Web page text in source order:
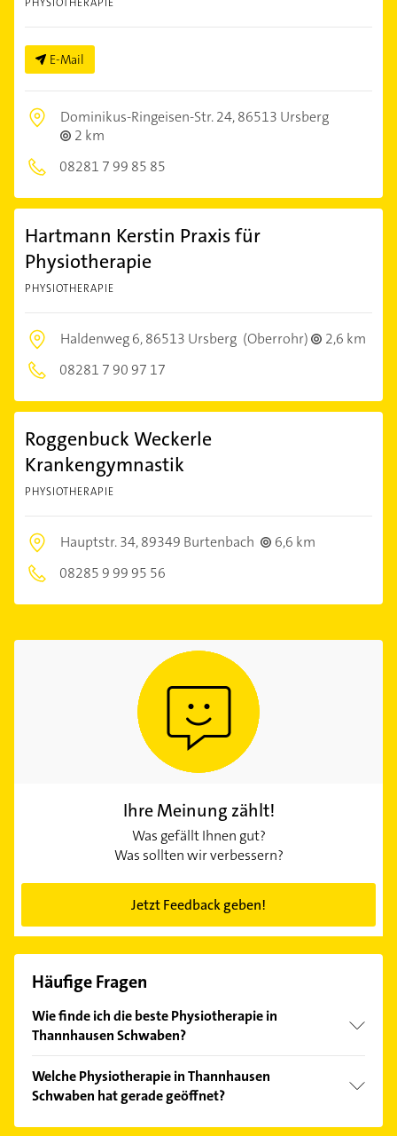
E-Mail
Dominikus-Ringeisen-Str. 24,86513 Ursberg
2 km
08281 7 99 85 85
Hartmann Kerstin Praxis für
Physiotherapie
PHYSIOTHERAPIE
Haldenweg 6,86513 Ursberg (Oberrohr)
2,6 km
08281 7 90 97 17
Roggenbuck Weckerle
Krankengymnastik
PHYSIOTHERAPIE
Hauptstr. 34,89349 Burtenbach
6,6 km
08285 9 99 95 56
Ihre Meinung zählt!
Was gefällt Ihnen gut?
Was sollten wir verbessern?
Jetzt Feedback geben!
Häufige Fragen
Wie finde ich die beste Physiotherapie in
Thannhausen Schwaben?
Kundenmeinungen und profitieren Sie von den
Empfehlungen. Die Suchergebnisse können Sie sich
einfach nachBewertungensortiert anzeigen lassen.
Welche Physiotherapie in Thannhausen
Schwaben hat gerade geöffnet?
Im Anbieter-Bereich finden Sie alleÖffnungszeiten.